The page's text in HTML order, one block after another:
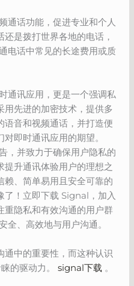
通话功能，促进专业和个人
是拨打世界各地的电话，
电话中常见的长途费用或质
通讯应用，更是一个强调私
用先进的加密技术，提供多
语音和视频通话，并打造便
即时通讯应用的期望。
，并致力于确保用户隐私的
提升通讯体验用户的理想之
赖、简单易用且安全可靠的
了！立即下载 Signal，加入
重隐私和有效沟通的用户群
、高效地与用户沟通。
通中的重要性，而这种认识
的驱动力。signal下载 。